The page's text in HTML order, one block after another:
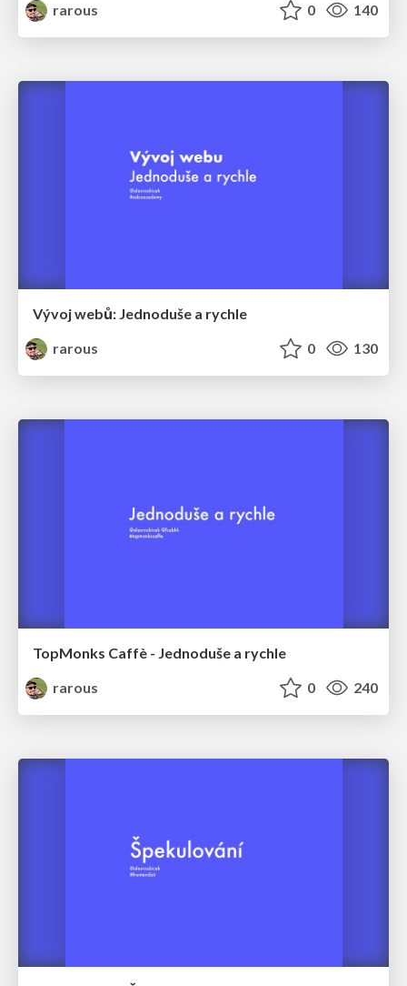
rarous
0 140
Vývoj webů: Jednoduše a rychle
rarous
0 130
TopMonks Caffè - Jednoduše a rychle
rarous
0 240